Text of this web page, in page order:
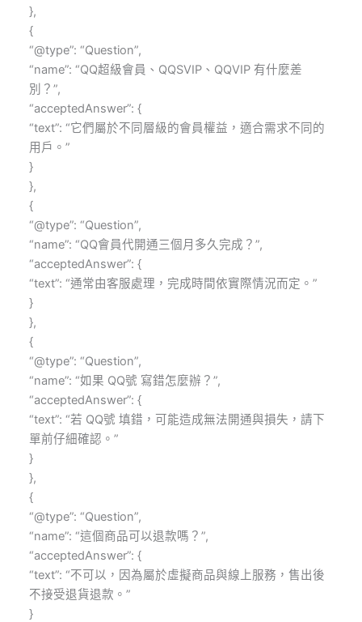
},
{
“@type”: “Question”,
“name”: “QQ超級會員、QQSVIP、QQVIP 有什麼差
別？”,
“acceptedAnswer”: {
“text”: “它們屬於不同層級的會員權益，適合需求不同的
用戶。”
}
},
{
“@type”: “Question”,
“name”: “QQ會員代開通三個月多久完成？”,
“acceptedAnswer”: {
“text”: “通常由客服處理，完成時間依實際情況而定。”
}
},
{
“@type”: “Question”,
“name”: “如果 QQ號 寫錯怎麼辦？”,
“acceptedAnswer”: {
“text”: “若 QQ號 填錯，可能造成無法開通與損失，請下
單前仔細確認。”
}
},
{
“@type”: “Question”,
“name”: “這個商品可以退款嗎？”,
“acceptedAnswer”: {
“text”: “不可以，因為屬於虛擬商品與線上服務，售出後
不接受退貨退款。”
}